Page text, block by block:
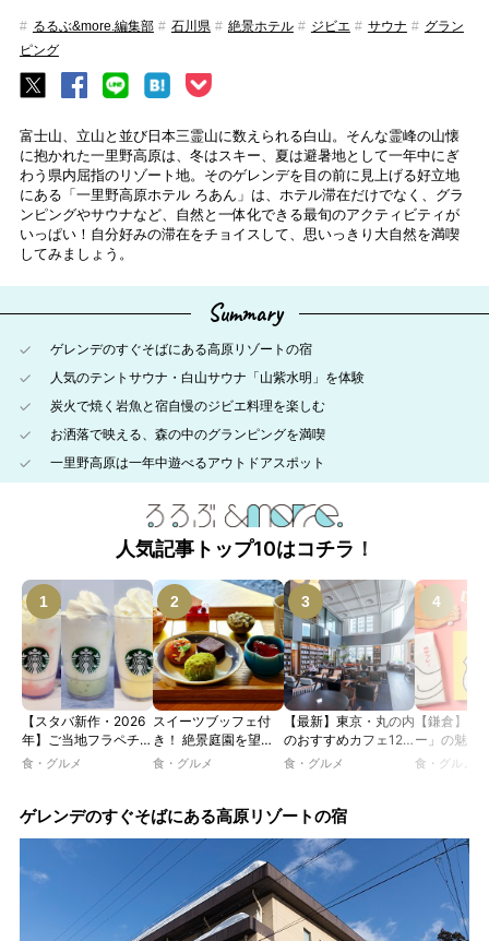
るるぶ&more.編集部 石川県 絶景ホテル ジビエ サウナ
グラン
ピング
富士山、立山と並び日本三霊山に数えられる白山。そんな霊峰の山懐
に抱かれた一里野高原は、冬はスキー、夏は避暑地として一年中にぎ
わう県内屈指のリゾート地。そのゲレンデを目の前に見上げる好立地
にある「一里野高原ホテル ろあん」は、ホテル滞在だけでなく、グラ
ンピングやサウナなど、自然と一体化できる最旬のアクティビティが
いっぱい！自分好みの滞在をチョイスして、思いっきり大自然を満喫
してみましょう。
Summary
ゲレンデのすぐそばにある高原リゾートの宿
人気のテントサウナ・白山サウナ「山紫水明」を体験
炭火で焼く岩魚と宿自慢のジビエ料理を楽しむ
お洒落で映える、森の中のグランピングを満喫
一里野高原は一年中遊べるアウトドアスポット
人気記事トップ10はコチラ！
【スタバ新作・2026
年】ご当地フラペチー
ノが新登場！ 地域と
JIMOTO
PROGRAM」が青
森・群馬・沖縄で始
動。6種類を飲んで実
食・グルメ
スイーツブッフェ付
き！ 絶景庭園を望む
ホテルレストランで味
ツトレンドVol.105】
食・グルメ
【最新】東京・丸の内
のおすすめカフェ12
選｜ひとりでゆったり
るカフェ、優雅なホテ
食・グルメ
【鎌倉】「
ー」の魅力
説！ 定番商
食・グルメ
ゲレンデのすぐそばにある高原リゾートの宿